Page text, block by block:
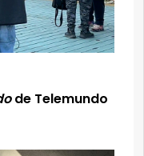
de Telemundo